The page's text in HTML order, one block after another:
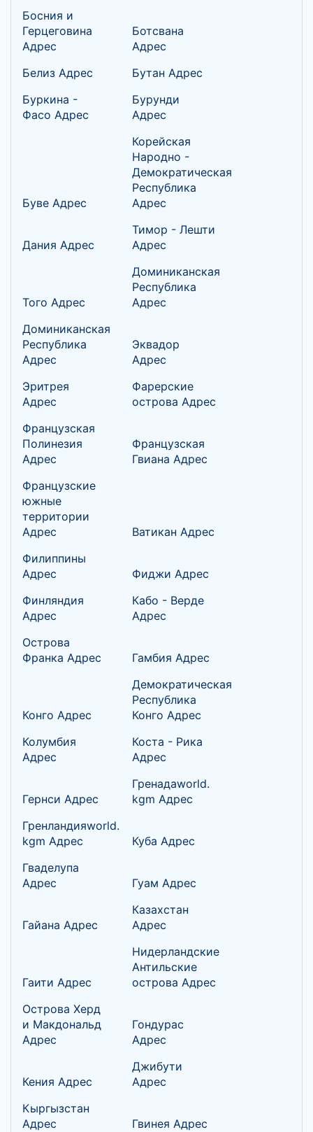
Босния и
Герцеговина
Адрес
Ботсвана
Адрес
Белиз Адрес
Бутан Адрес
Буркина -
Фасо Адрес
Бурунди
Адрес
Буве Адрес
Корейская
Народно -
Демократическая
Республика
Адрес
Дания Адрес
Тимор - Лешти
Адрес
Того Адрес
Доминиканская
Республика
Адрес
Доминиканская
Республика
Адрес
Эквадор
Адрес
Эритрея
Адрес
Фарерские
острова Адрес
Французская
Полинезия
Адрес
Французская
Гвиана Адрес
Французские
южные
территории
Адрес
Ватикан Адрес
Филиппины
Адрес
Фиджи Адрес
Финляндия
Адрес
Кабо - Верде
Адрес
Острова
Франка Адрес
Гамбия Адрес
Конго Адрес
Демократическая
Республика
Конго Адрес
Колумбия
Адрес
Коста - Рика
Адрес
Гернси Адрес
Гренадаworld.
kgm Адрес
Гренландияworld.
kgm Адрес
Куба Адрес
Гваделупа
Адрес
Гуам Адрес
Гайана Адрес
Казахстан
Адрес
Гаити Адрес
Нидерландские
Антильские
острова Адрес
Острова Херд
и Макдональд
Адрес
Гондурас
Адрес
Кения Адрес
Джибути
Адрес
Кыргызстан
Адрес
Гвинея Адрес